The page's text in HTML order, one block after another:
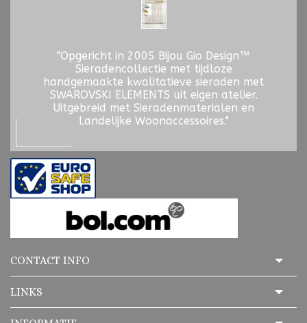
"Opgericht in 2005 Bijou Gio Design™
Sieradencollectie met tijdloze
handgemaakte kwalitatieve sieraden met
SWAROVSKI ELEMENTS uit eigen atelier.
Uitgebreid met Sieradenmaterialen en
Landelijke Woonaccessoires."
CONTACT INFO
LINKS